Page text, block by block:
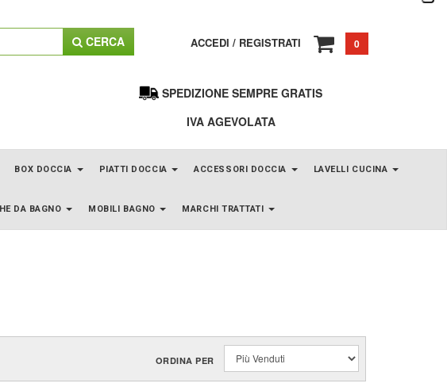
CERCA ACCEDI / REGISTRATI 0
SPEDIZIONE SEMPRE GRATIS
IVA AGEVOLATA
BOX DOCCIA PIATTI DOCCIA ACCESSORI DOCCIA LAVELLI CUCINA
DA BAGNO MOBILI BAGNO MARCHI TRATTATI
ORDINA PER